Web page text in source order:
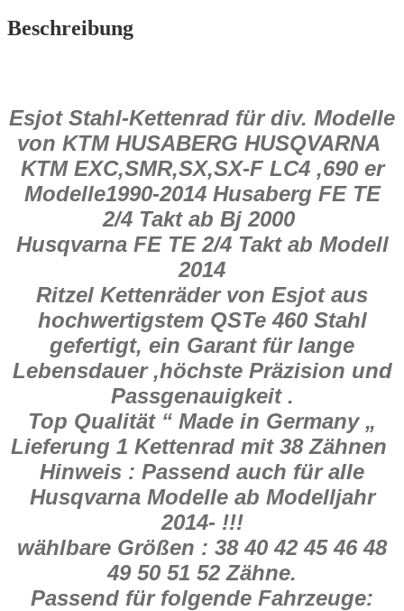
EXC
SR
Motorrad
Menge
Beschreibung
Esjot Stahl-Kettenrad für div. Modelle
von KTM HUSABERG HUSQVARNA
KTM EXC,SMR,SX,SX-F LC4 ,690 er
Modelle1990-2014 Husaberg FE TE
2/4 Takt ab Bj 2000
Husqvarna FE TE 2/4 Takt ab Modell
2014
Ritzel Kettenräder von Esjot aus
hochwertigstem QSTe 460 Stahl
gefertigt, ein Garant für lange
Lebensdauer ,höchste Präzision und
Passgenauigkeit .
Top Qualität “ Made in Germany „
Lieferung 1 Kettenrad mit 38 Zähnen
Hinweis : Passend auch für alle
Husqvarna Modelle ab Modelljahr
2014- !!!
wählbare Größen : 38 40 42 45 46 48
49 50 51 52 Zähne.
Passend für folgende Fahrzeuge: